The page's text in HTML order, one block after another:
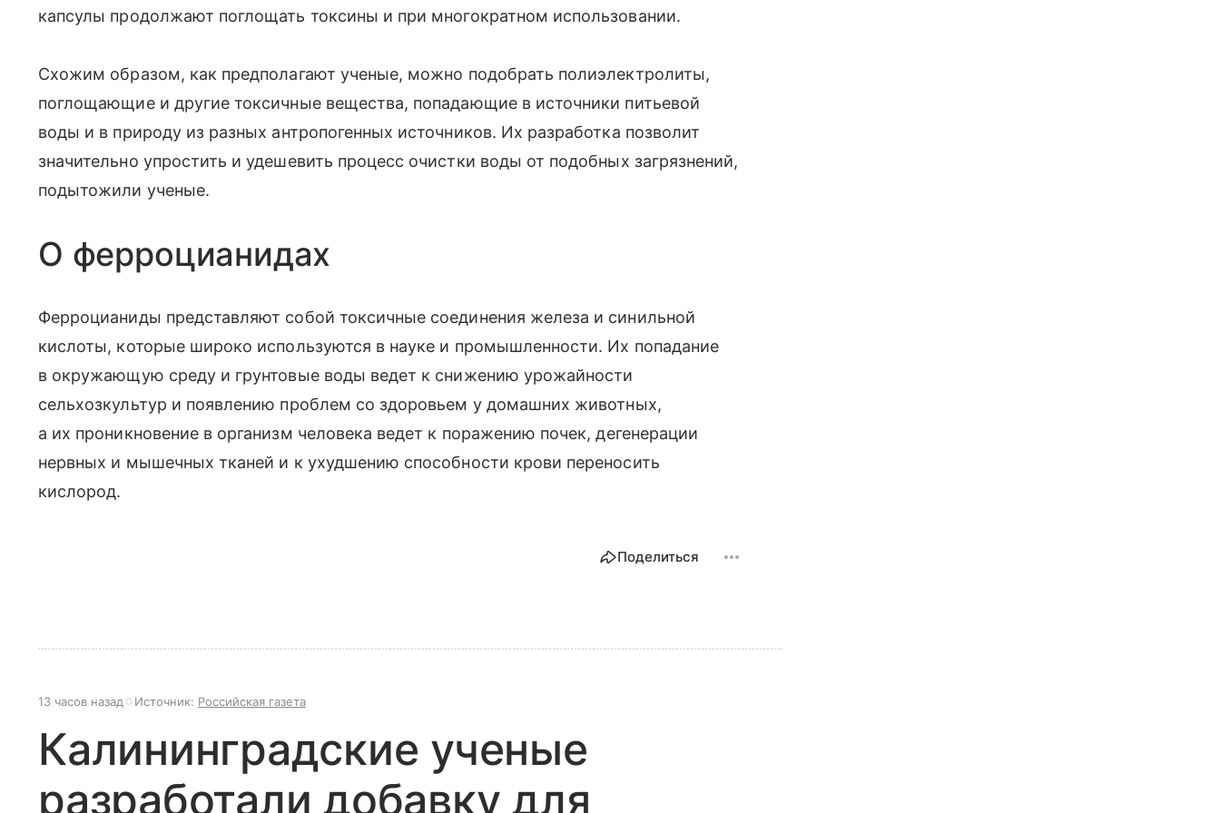
капсулы продолжают поглощать токсины и при многократном использовании.
Схожим образом, как предполагают ученые, можно подобрать полиэлектролиты,
поглощающие и другие токсичные вещества, попадающие в источники питьевой
воды и в природу из разных антропогенных источников. Их разработка позволит
значительно упростить и удешевить процесс очистки воды от подобных загрязнений,
подытожили ученые.
О ферроцианидах
Ферроцианиды представляют собой токсичные соединения железа и синильной
кислоты, которые широко используются в науке и промышленности. Их попадание
в окружающую среду и грунтовые воды ведет к снижению урожайности
сельхозкультур и появлению проблем со здоровьем у домашних животных,
а их проникновение в организм человека ведет к поражению почек, дегенерации
нервных и мышечных тканей и к ухудшению способности крови переносить
кислород.
Поделиться
13 часов назад Источник: Российская газета
Калининградские ученые
разработали добавку для